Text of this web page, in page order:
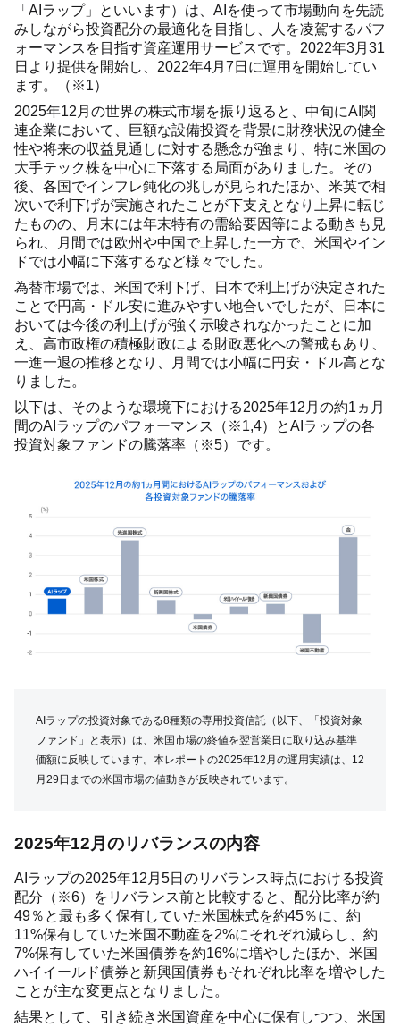
「AIラップ」といいます）は、AIを使って市場動向を先読
みしながら投資配分の最適化を目指し、人を凌駕するパフ
ォーマンスを目指す資産運用サービスです。2022年3月31
日より提供を開始し、2022年4月7日に運用を開始してい
ます。（※1）
2025年12月の世界の株式市場を振り返ると、中旬にAI関
連企業において、巨額な設備投資を背景に財務状況の健全
性や将来の収益見通しに対する懸念が強まり、特に米国の
大手テック株を中心に下落する局面がありました。その
後、各国でインフレ鈍化の兆しが見られたほか、米英で相
次いで利下げが実施されたことが下支えとなり上昇に転じ
たものの、月末には年末特有の需給要因等による動きも見
られ、月間では欧州や中国で上昇した一方で、米国やイン
ドでは小幅に下落するなど様々でした。
為替市場では、米国で利下げ、日本で利上げが決定された
ことで円高・ドル安に進みやすい地合いでしたが、日本に
おいては今後の利上げが強く示唆されなかったことに加
え、高市政権の積極財政による財政悪化への警戒もあり、
一進一退の推移となり、月間では小幅に円安・ドル高とな
りました。
以下は、そのような環境下における2025年12月の約1ヵ月
間のAIラップのパフォーマンス（※1,4）とAIラップの各
投資対象ファンドの騰落率（※5）です。
AIラップの投資対象である8種類の専用投資信託（以下、「投資対象
ファンド」と表示）は、米国市場の終値を翌営業日に取り込み基準
価額に反映しています。本レポートの2025年12月の運用実績は、12
月29日までの米国市場の値動きが反映されています。
2025年12月のリバランスの内容
AIラップの2025年12月5日のリバランス時点における投資
配分（※6）をリバランス前と比較すると、配分比率が約
49％と最も多く保有していた米国株式を約45％に、約
11%保有していた米国不動産を2%にそれぞれ減らし、約
7%保有していた米国債券を約16%に増やしたほか、米国
ハイイールド債券と新興国債券もそれぞれ比率を増やした
ことが主な変更点となりました。
結果として、引き続き米国資産を中心に保有しつつ、米国